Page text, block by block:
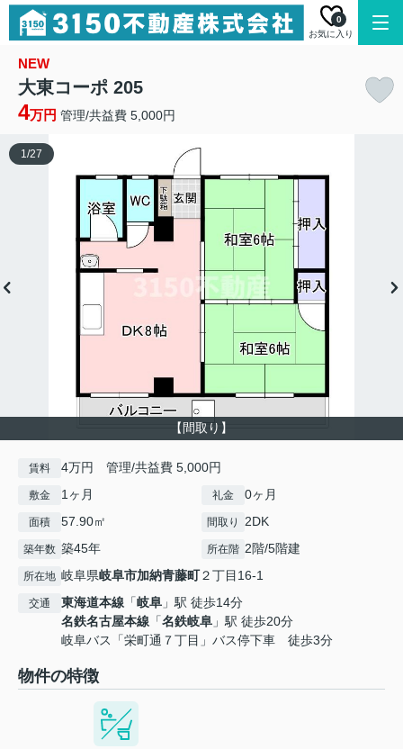
お気に入り
0
NEW
大東コーポ 205
4万円 管理/共益費 5,000円
【間取り】
1/27
賃料 4万円 管理/共益費 5,000円
敷金 1ヶ月 礼金 0ヶ月
面積 57.90㎡ 間取り 2DK
築年数 築45年 所在階 2階/5階建
所在地 岐阜県岐阜市加納青藤町２丁目16-1
交通 東海道本線 「岐阜 」駅 徒歩14分
名鉄名古屋本線 「名鉄岐阜 」駅 徒歩20分
岐阜バス「栄町通７丁目」バス停下車 徒歩3分
物件の特徴